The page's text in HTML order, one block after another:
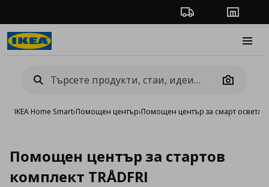
Проследяване на
Camera
IKEA Home Smart›Помощен център›Помощен център за смарт
Помощен център за стартов
комплект TRÅDFRI